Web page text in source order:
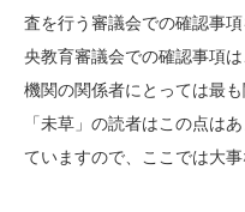
査を行う審議会での確認事
央教育審議会での確認事項
機関の関係者にとっては最
「未草」の読者はこの点は
ていますので、ここでは大事